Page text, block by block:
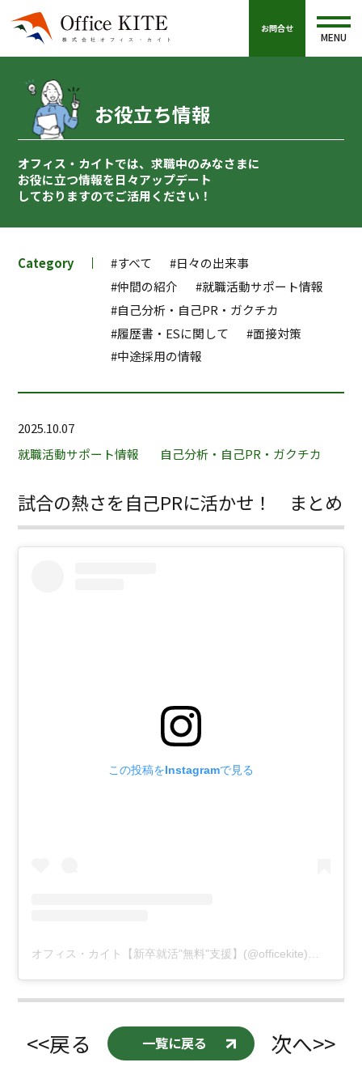
お問合せ
MENU
お役立ち情報
オフィス・カイトでは、求職中のみなさまに
お役に立つ情報を日々アップデート
しておりますのでご活用ください！
Category #すべて
#日々の出来事
#仲間の紹介
#就職活動サポート情報
#自己分析・自己PR・ガクチカ
#履歴書・ESに関して
#面接対策
#中途採用の情報
2025.10.07
就職活動サポート情報
自己分析・自己PR・ガクチカ
試合の熱さを自己PRに活かせ！ まとめ
この投稿をInstagramで見る
オフィス・カイト【新卒就活"無料"支援】(@officekite)がシェアした投稿
<<戻る 一覧に戻る 次へ>>